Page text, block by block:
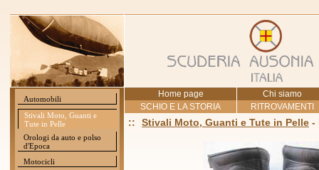
Automobili
Stivali Moto, Guanti e
Tute in Pelle
Orologi da auto e polso
d'Epoca
Motocicli
Home page
Chi siamo
SCHIO E LA STORIA
RITROVAMENTI
:: Stivali Moto, Guanti e Tute in Pelle -